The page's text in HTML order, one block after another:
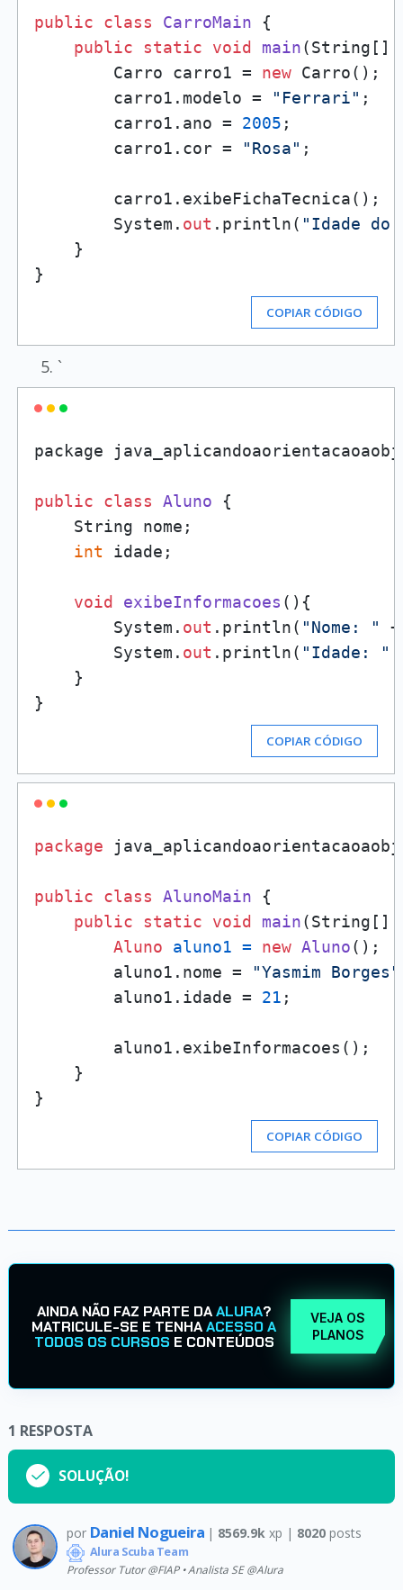
public class CarroMain {
public
static void main(String[]
        Carro carro1 =
new Carro();
        carro1.modelo =
"Ferrari" ;
        carro1.ano =
2005 ;
        carro1.cor =
"Rosa" ;
        carro1.exibeFichaTecnica();
        System.
out .println( "Idade
    }
COPIAR CÓDIGO
`
package
public class Aluno {
    String nome;
int idade;
void exibeInformacoes () {
        System.
out .println( "Nome: "
        System.
out .println( "Idade: "
    }
COPIAR CÓDIGO
package
public class AlunoMain {
public
static void main(String[]
Aluno
aluno1 = new Aluno();
        aluno1.nome =
"Yasmim Borges"
        aluno1.idade =
21 ;
        aluno1.exibeInformacoes();
    }
COPIAR CÓDIGO
AINDA NÃO FAZ PARTE DAALURA?
MATRICULE-SE E TENHAACESSO A
TODOS OS CURSOS E CONTEÚDOS
VEJA OS
PLANOS
1 RESPOSTA
SOLUÇÃO!
por Daniel Nogueira | 8569.9k xp | 8020 posts
Alura Scuba Team
Professor Tutor @FIAP • Analista SE @Alura